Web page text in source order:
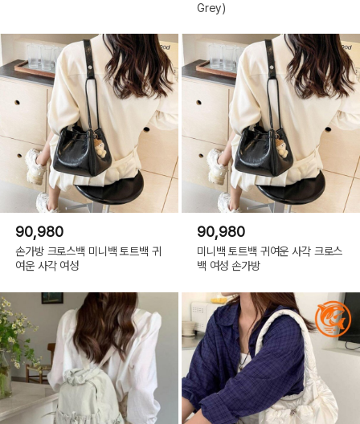
Grey)
90,980
손가방 크로스백 미니백 토트백 귀
여운 사각 여성
90,980
미니백 토트백 귀여운 사각 크로스
백 여성 손가방